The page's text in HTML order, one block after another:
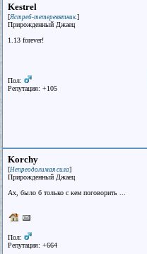
Kestrel
[Ястреб-тетеревятник.]
Прирожденный Джаец
1.13 forever!
Пол:
Репутация: +105
Korchy
[Непреодолимая сила]
Прирожденный Джаец
Ах, было б только с кем поговорить ...
Пол:
Репутация: +664